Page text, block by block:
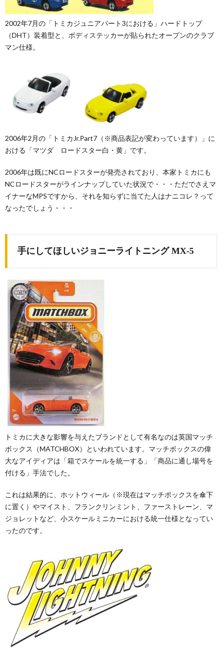
2002年7月の「トミカジュニアパート3における」ハードトップ
（DHT）装着型と、ボディステッカーが貼られたオープンのクラブ
マン仕様。
2006年2月の「トミカJr.Part7（※商品表記が変わっています）」に
おける「マツダ ロードスター白・黄」です。
2006年は既にNCロードスターが発売されており、本家トミカにも
NCロードスターがラインナップしていた状況で・・・ただでさえマ
イナーなMPSですから、それを知らずに当てた人はナニコレ？って
なったでしょう・・・
手にしてほしいジョニーライトニング MX-5
トミカに大きな影響を与えたブランドとして有名なのは英国マッチ
ボックス（MATCHBOX）といわれています。マッチボックスの偉
大なアイディアは「箱でスケールを統一する」「商品に通し場号を
付ける」手法でした。
これは結果的に、ホットウィール（※現在はマッチボックスを傘下
に置く）やマイスト、フランクリンミント、ファーストレーン、マ
ジョレットなど、小スケールミニカーにおける統一仕様となってい
ったのです。